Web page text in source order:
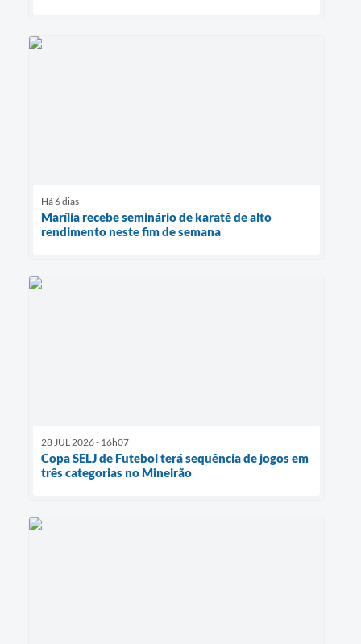
Há 6 dias
Marília recebe seminário de karatê de alto
rendimento neste fim de semana
28 JUL 2026 - 16h07
Copa SELJ de Futebol terá sequência de jogos em
três categorias no Mineirão